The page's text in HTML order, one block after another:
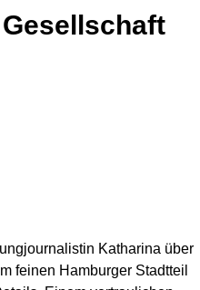
Katharina über
feinen Hamburger Stadtteil